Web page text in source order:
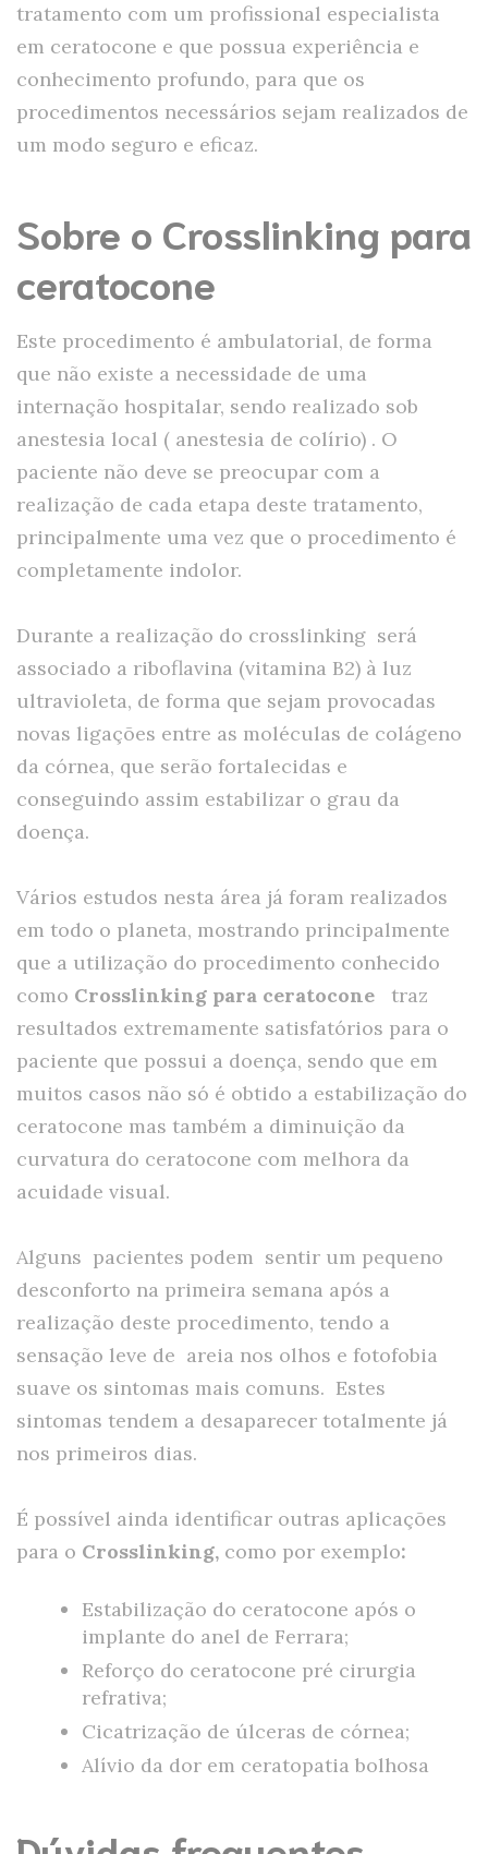
tratamento com um profissional especialista
em ceratocone e que possua experiência e
conhecimento profundo, para que os
procedimentos necessários sejam realizados de
um modo seguro e eficaz.
Sobre o Crosslinking para
ceratocone
Este procedimento é ambulatorial, de forma
que não existe a necessidade de uma
internação hospitalar, sendo realizado sob
anestesia local ( anestesia de colírio) . O
paciente não deve se preocupar com a
realização de cada etapa deste tratamento,
principalmente uma vez que o procedimento é
completamente indolor.
Durante a realização do crosslinking será
associado a riboflavina (vitamina B2) à luz
ultravioleta, de forma que sejam provocadas
novas ligações entre as moléculas de colágeno
da córnea, que serão fortalecidas e
conseguindo assim estabilizar o grau da
doença.
Vários estudos nesta área já foram realizados
em todo o planeta, mostrando principalmente
que a utilização do procedimento conhecido
como Crosslinking para ceratocone traz
resultados extremamente satisfatórios para o
paciente que possui a doença, sendo que em
muitos casos não só é obtido a estabilização do
ceratocone mas também a diminuição da
curvatura do ceratocone com melhora da
acuidade visual.
Alguns pacientes podem sentir um pequeno
desconforto na primeira semana após a
realização deste procedimento, tendo a
sensação leve de areia nos olhos e fotofobia
suave os sintomas mais comuns. Estes
sintomas tendem a desaparecer totalmente já
nos primeiros dias.
É possível ainda identificar outras aplicações
para o Crosslinking, como por exemplo:
Estabilização do ceratocone após o
implante do anel de Ferrara;
Reforço do ceratocone pré cirurgia
refrativa;
Cicatrização de úlceras de córnea;
Alívio da dor em ceratopatia bolhosa